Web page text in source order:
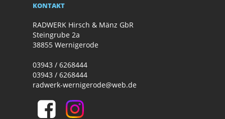
KONTAKT
RADWERK Hirsch & Mänz GbR
Steingrube 2a
38855 Wernigerode
03943 / 6268444
03943 / 6268444
radwerk-wernigerode@web.de